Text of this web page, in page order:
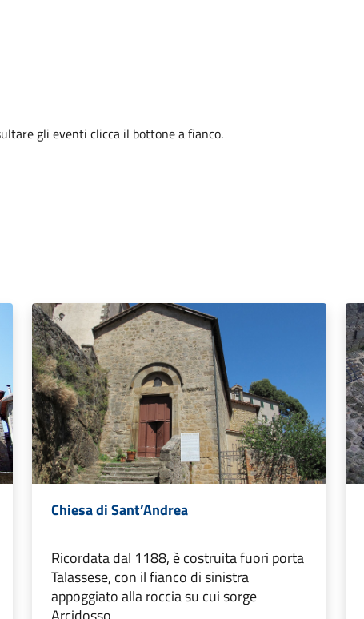
gli eventi clicca il bottone a fianco.
Chiesa di Sant’Andrea
Ricordata dal 1188, è costruita fuori porta
Talassese, con il fianco di sinistra
appoggiato alla roccia su cui sorge